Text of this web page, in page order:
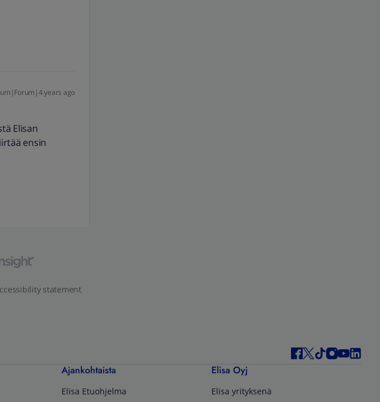
years ago
Elisan
ensin
statement
Ajankohtaista
Elisa Etuohjelma
Elisa Oyj
Elisa yrityksenä